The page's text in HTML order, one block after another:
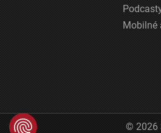
Mobilné
© 2026